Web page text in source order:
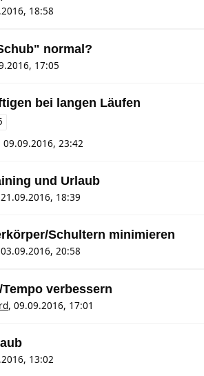
18:58
normal?
17:05
bei langen Läufen
09.09.2016, 23:42
und Urlaub
21.09.2016, 18:39
Schultern minimieren
03.09.2016, 20:58
verbessern
, 09.09.2016, 17:01
13:02